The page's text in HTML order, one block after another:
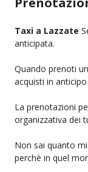
Taxi a Lazzate
anticipata.
Quando prenoti
acquisti in
La prenotazioni
organizzativa dei
Non sai quanto
perchè in quel